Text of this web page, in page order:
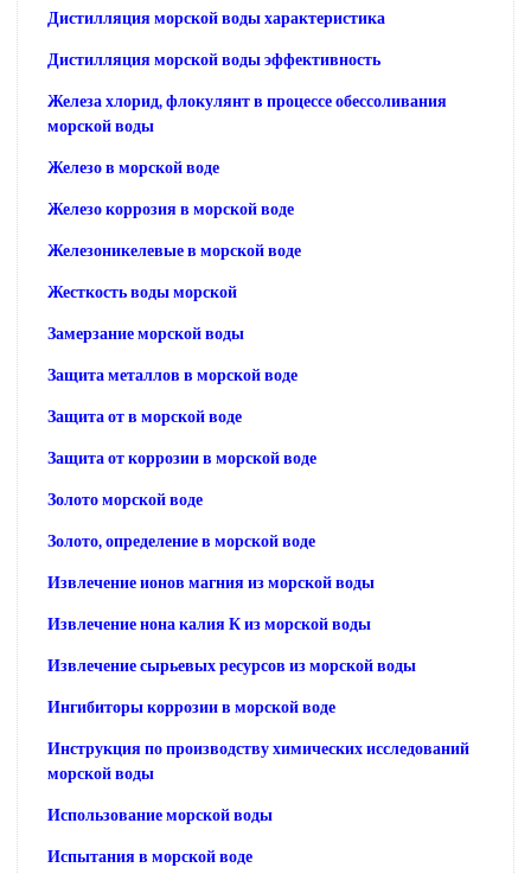
Дистилляция морской воды характеристика
Дистилляция морской воды эффективность
Железа хлорид, флокулянт в процессе обессоливания
морской воды
Железо в морской воде
Железо коррозия в морской воде
Железоникелевые в морской воде
Жесткость воды морской
Замерзание морской воды
Защита металлов в морской воде
Защита от в морской воде
Защита от коррозии в морской воде
Золото морской воде
Золото, определение в морской воде
Извлечение ионов магния из морской воды
Извлечение нона калия К из морской воды
Извлечение сырьевых ресурсов из морской воды
Ингибиторы коррозии в морской воде
Инструкция по производству химических исследований
морской воды
Использование морской воды
Испытания в морской воде